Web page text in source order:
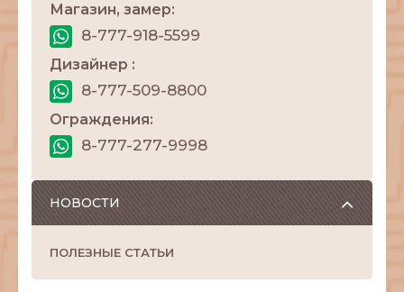
Магазин, замер:
8-777-918-5599
Дизайнер :
8-777-509-8800
Ограждения:
8-777-277-9998
НОВОСТИ
ПОЛЕЗНЫЕ СТАТЬИ